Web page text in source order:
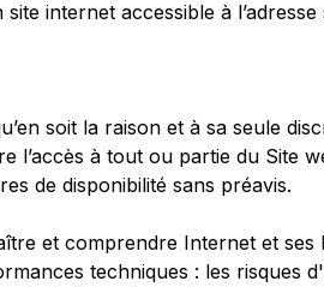
internet accessible à
soit la raison et à sa seule
l’accès à tout ou partie du Site
de disponibilité sans préavis.
et comprendre Internet et ses
techniques : les risques